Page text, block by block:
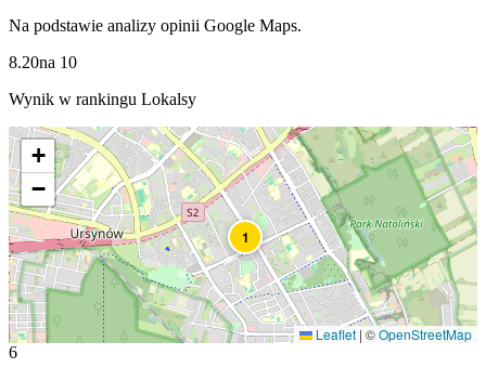
Na podstawie analizy opinii Google Maps.
8.20na 10
Wynik w rankingu Lokalsy
1
+
−
Leaflet | ©OpenStreetMap
6